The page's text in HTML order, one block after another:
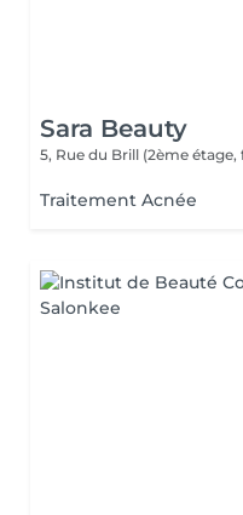
Sara Beauty
5, Rue du Brill (2ème étage,
Traitement Acnée